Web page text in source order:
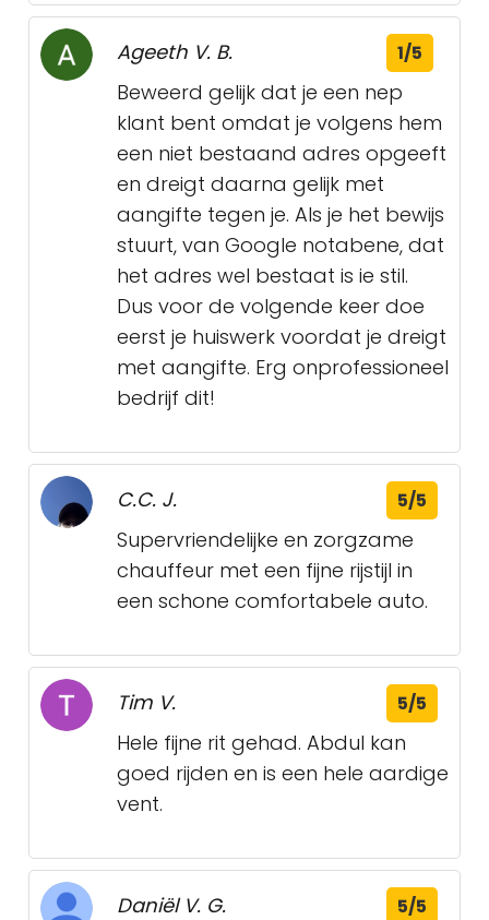
Ageeth V. B. 1/5
Beweerd gelijk dat je een nep
klant bent omdat je volgens hem
een niet bestaand adres opgeeft
en dreigt daarna gelijk met
aangifte tegen je. Als je het bewijs
stuurt, van Google notabene, dat
het adres wel bestaat is ie stil.
Dus voor de volgende keer doe
eerst je huiswerk voordat je dreigt
met aangifte. Erg onprofessioneel
bedrijf dit!
C.C. J. 5/5
Supervriendelijke en zorgzame
chauffeur met een fijne rijstijl in
een schone comfortabele auto.
Tim V. 5/5
Hele fijne rit gehad. Abdul kan
goed rijden en is een hele aardige
vent.
Daniël V. G. 5/5